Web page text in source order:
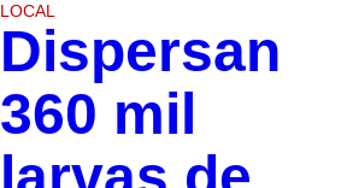
LOCAL
Dispersan
360 mil